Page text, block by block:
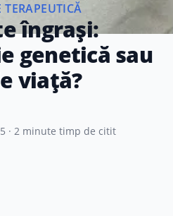
TERAPEUTICĂ
îngrași:
genetică sau
viață?
· 2 minute timp de citit